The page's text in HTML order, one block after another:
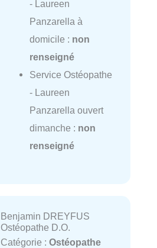
- Laureen
Panzarella à
domicile : non
renseigné
Service Ostéopathe
- Laureen
Panzarella ouvert
dimanche : non
renseigné
Benjamin DREYFUS
Ostéopathe D.O.
Catégorie : Ostéopathe